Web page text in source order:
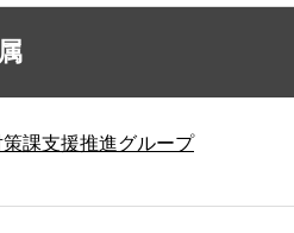
課支援推進グループ